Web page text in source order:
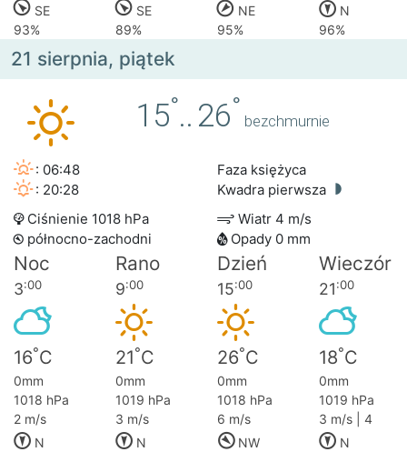
SE
SE NE
N
93%
89% 95% 96%
21 sierpnia, piątek
15°.. 26°
bezchmurnie
: 06:48
: 20:28
Faza księżyca
Kwadra pierwsza
Ciśnienie 1018 hPa
Wiatr 4 m/s
północno-zachodni
Opady 0 mm
Noc Rano Dzień Wieczór
3:00 9:00 15:00 21:00
16°C 21°C 26°C 18°C
0mm 0mm 0mm
0mm
1018 hPa
1019 hPa 1018 hPa
1019 hPa
2 m/s
3 m/s 6 m/s
3 m/s | 4
N
N NW
N